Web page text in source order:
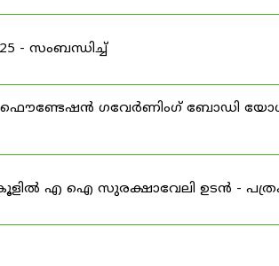
- സംബന്ധിച്ച്
ഗവേർണിംഗ് ബോഡി
എ ഐ സുരക്ഷാവേലി ഉടൻ -